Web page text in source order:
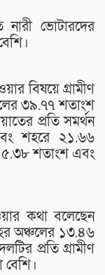
নারী ভোটারদের
বিষয়ে গ্রামীণ
৩৯.৭৭ শতাংশ
প্রতি সমর্থন
শহরে ২১.৬৬
১৫.৩৮ শতাংশ এবং
কথা বলেছেন
অঞ্চলের ১৩.৪৬
প্রতি গ্রামীণ